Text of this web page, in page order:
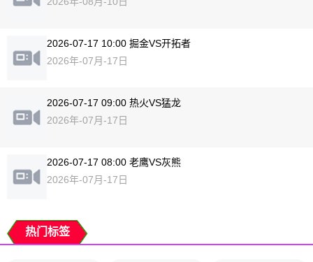
2026-07-17 10:00 掘金VS开拓者
2026年-07月-17日
2026-07-17 09:00 热火VS猛龙
2026年-07月-17日
2026-07-17 08:00 老鹰VS灰熊
2026年-07月-17日
热门标签